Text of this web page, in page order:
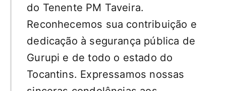
do Tenente PM Taveira.
Reconhecemos sua contribuição e
dedicação à segurança pública de
Gurupi e de todo o estado do
Tocantins. Expressamos nossas